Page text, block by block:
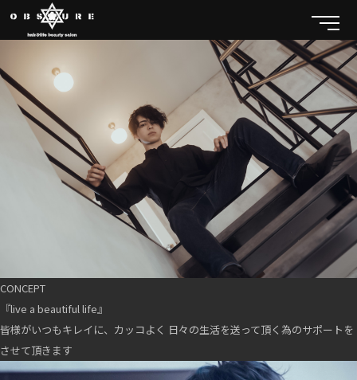
CONCEPT
『live a beautiful life』
皆様がいつもキレイに、カッコよく 日々の生活を送って頂く為のサポートを
させて頂きます